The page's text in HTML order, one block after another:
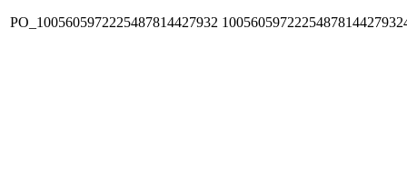
PO_1005605972225487814427932